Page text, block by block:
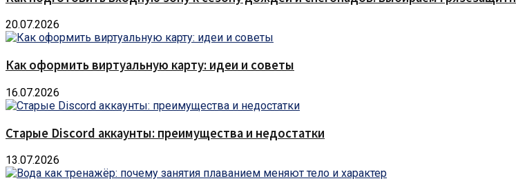
20.07.2026
Как оформить виртуальную карту: идеи и советы
16.07.2026
Старые Discord аккаунты: преимущества и недостатки
13.07.2026